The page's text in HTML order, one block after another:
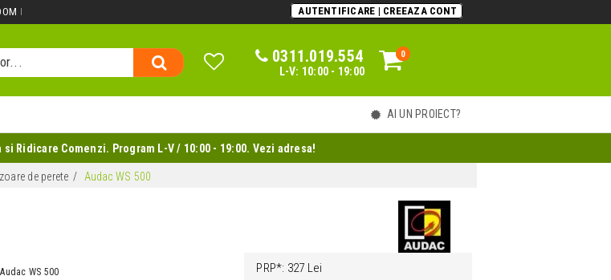
AUTENTIFICARE | CREEAZA CONT
0311.019.554
L-V: 10:00 - 19:00
0
0
AI UN PROIECT?
Ridicare Comenzi. Program L-V / 10:00 - 19:00. Vezi adresa!
de perete Audac WS 500
Audac WS 500 PRP*: 327 Lei